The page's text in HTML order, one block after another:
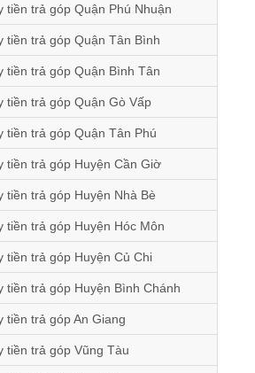
tiền trả góp Quận Phú Nhuận
tiền trả góp Quận Tân Bình
tiền trả góp Quận Bình Tân
tiền trả góp Quận Gò Vấp
tiền trả góp Quận Tân Phú
tiền trả góp Huyện Cần Giờ
tiền trả góp Huyện Nhà Bè
tiền trả góp Huyện Hóc Môn
tiền trả góp Huyện Củ Chi
tiền trả góp Huyện Bình Chánh
tiền trả góp An Giang
tiền trả góp Vũng Tàu